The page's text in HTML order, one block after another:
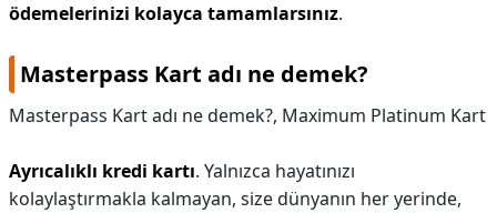
ödemelerinizi kolayca tamamlarsınız.
Masterpass Kart adı ne demek?
Masterpass Kart adı ne demek?, Maximum Platinum Kart
Ayrıcalıklı kredi kartı. Yalnızca hayatınızı
kolaylaştırmakla kalmayan, size dünyanın her yerinde,